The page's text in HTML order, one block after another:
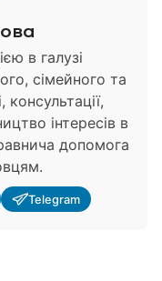
в галузі
сімейного та
консультації,
інтересів в
допомога
Telegram